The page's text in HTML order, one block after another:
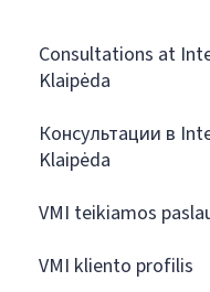
Consultations at
Klaipėda
Консультации в
Klaipėda
VMI teikiamos
VMI kliento profilis